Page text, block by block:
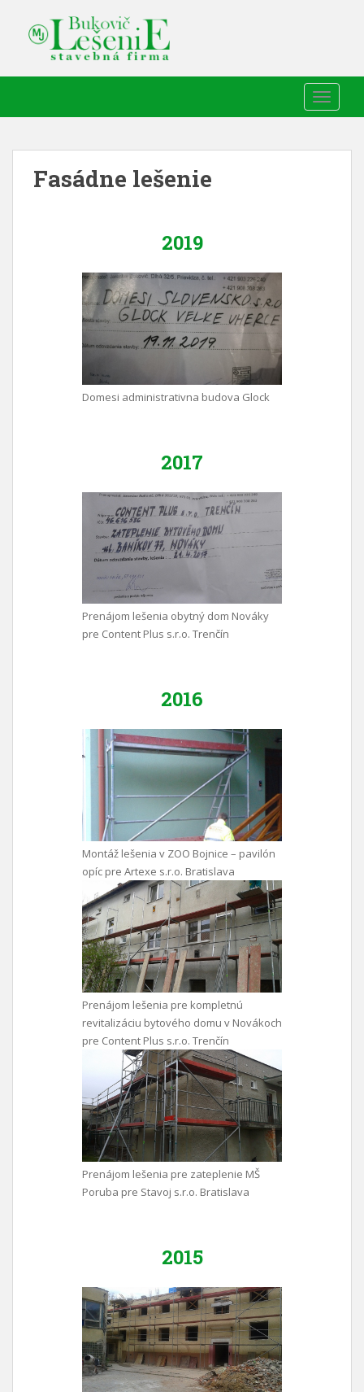
Fasádne lešenie
2019
Domesi administrativna budova Glock
2017
Prenájom lešenia obytný dom Nováky
pre Content Plus s.r.o. Trenčín
2016
Montáž lešenia v ZOO Bojnice – pavilón
opíc pre Artexe s.r.o. Bratislava
Prenájom lešenia pre kompletnú
revitalizáciu bytového domu v Novákoch
pre Content Plus s.r.o. Trenčín
Prenájom lešenia pre zateplenie MŠ
Poruba pre Stavoj s.r.o. Bratislava
2015